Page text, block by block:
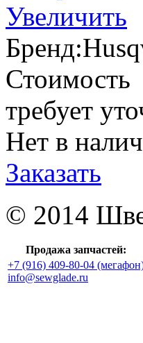
Увеличить
Бренд:
Стоимость
требует
Нет в
Заказать
© 2014
Продажа запчастей:
+7 (916) 409-80-04
info@sewglade.ru